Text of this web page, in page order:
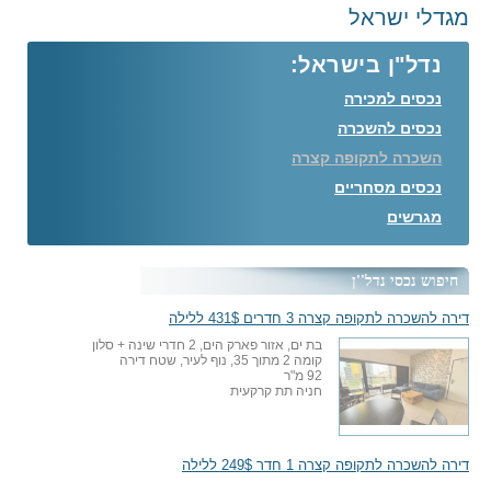
מגדלי ישראל
נדל"ן בישראל:
נכסים למכירה
נכסים להשכרה
השכרה לתקופה קצרה
נכסים מסחריים
מגרשים
חיפוש נכסי נדל''ן
דירה להשכרה לתקופה קצרה 3 חדרים 431$ ללילה
בת ים, אזור פארק הים, 2 חדרי שינה + סלון
קומה 2 מתוך 35, נוף לעיר, שטח דירה
92 מ"ר
חניה תת קרקעית
דירה להשכרה לתקופה קצרה 1 חדר 249$ ללילה